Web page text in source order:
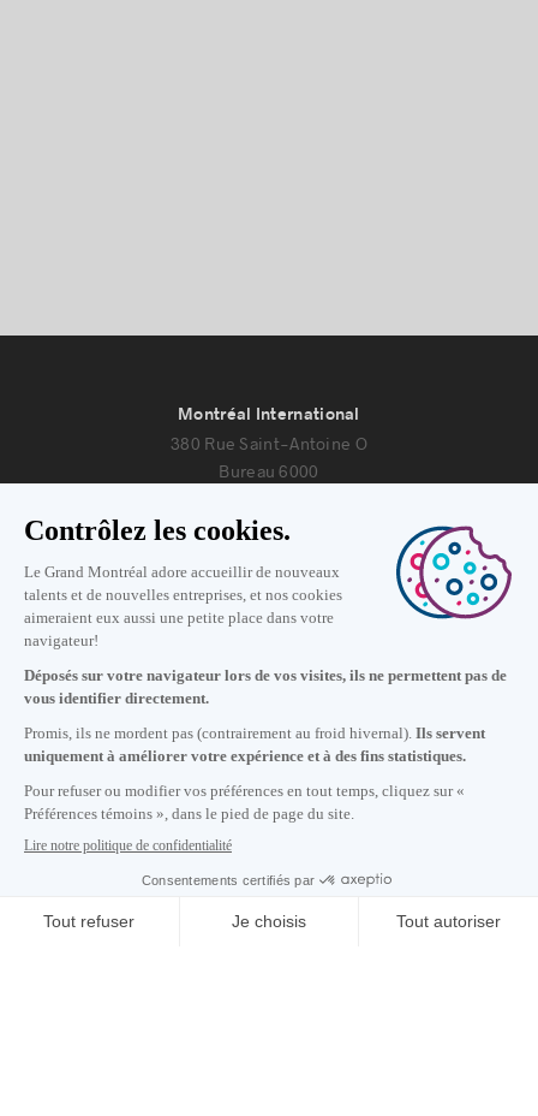
S'abonner à notre infolettre
Carrières
À propos de nous
Montréal International
380 Rue Saint-Antoine O
Bureau 6000
Nous joindre
Lundi au vendredi de 8h30 à 17h.